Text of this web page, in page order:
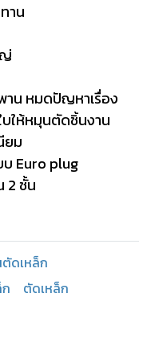
าน
าน หมดปัญหาเรื่อง
บให้หมุนตัดชิ้นงาน
ยม
บ Euro plug
2 ชั้น
ดเหล็ก
ตัดเหล็ก